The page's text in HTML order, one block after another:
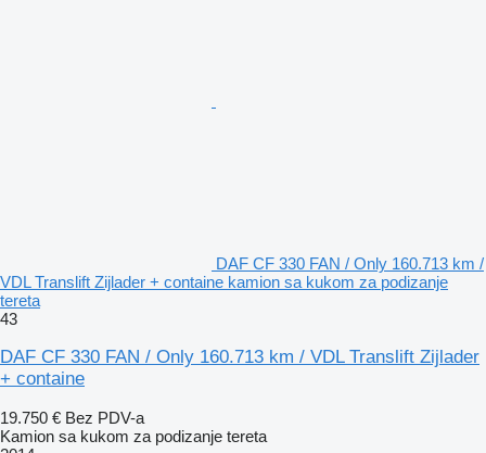
DAF CF 330 FAN / Only 160.713 km /
VDL Translift Zijlader + containe kamion sa kukom za podizanje
tereta
43
DAF CF 330 FAN / Only 160.713 km / VDL Translift Zijlader
+ containe
19.750 € Bez PDV-a
Kamion sa kukom za podizanje tereta